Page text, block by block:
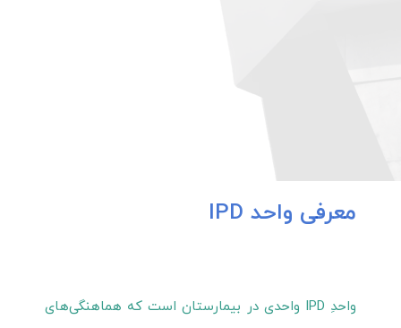
معرفی واحد IPD
واحدِ IPD واحدی در بیمارستان است که هماهنگی‌های